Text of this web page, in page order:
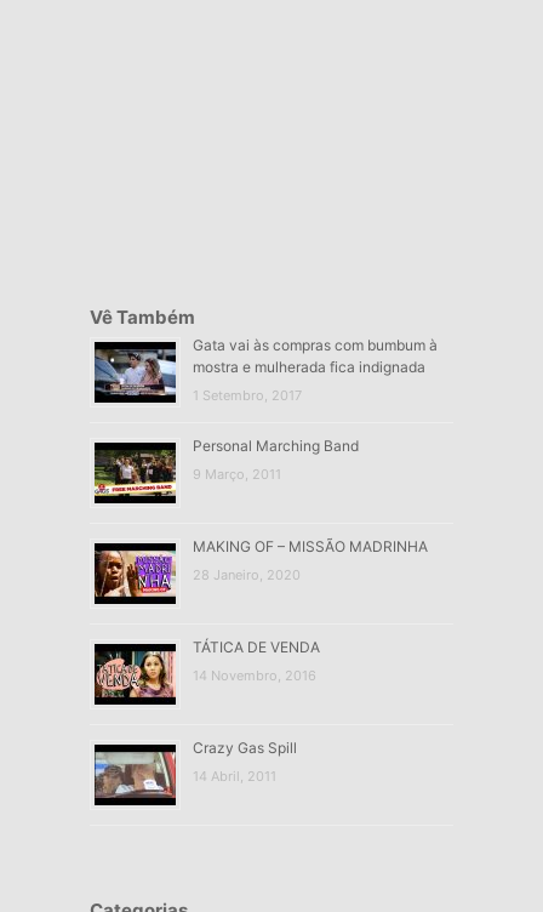
Vê Também
Gata vai às compras com bumbum à
mostra e mulherada fica indignada
1 Setembro, 2017
Personal Marching Band
9 Março, 2011
MAKING OF – MISSÃO MADRINHA
28 Janeiro, 2020
TÁTICA DE VENDA
14 Novembro, 2016
Crazy Gas Spill
14 Abril, 2011